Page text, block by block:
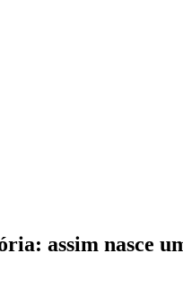
assim nasce